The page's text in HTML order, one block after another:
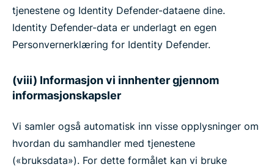
tjenestene og Identity Defender-dataene dine.
Identity Defender-data er underlagt en egen
Personvernerklæring for Identity Defender.
(viii) Informasjon vi innhenter gjennom
informasjonskapsler
Vi samler også automatisk inn visse opplysninger om
hvordan du samhandler med tjenestene
(«bruksdata»). For dette formålet kan vi bruke